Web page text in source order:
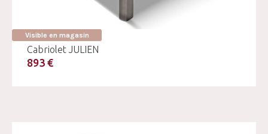
Visible en magasin
Cabriolet JULIEN
893 €